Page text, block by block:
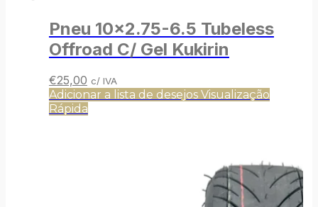
Pneu 10×2.75-6.5 Tubeless
Offroad C/ Gel Kukirin
O
preço
original
€25,00O
preço
atual
c/ IVA
Adicionar a lista de desejos Visualização
Rápida